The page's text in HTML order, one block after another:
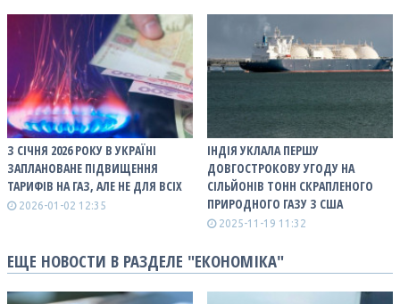
З СІЧНЯ 2026 РОКУ В УКРАЇНІ
ЗАПЛАНОВАНЕ ПІДВИЩЕННЯ
ТАРИФІВ НА ГАЗ, АЛЕ НЕ ДЛЯ ВСІХ
2026-01-02 12:35
ІНДІЯ УКЛАЛА ПЕРШУ
ДОВГОСТРОКОВУ УГОДУ НА
СІЛЬЙОНІВ ТОНН СКРАПЛЕНОГО
ПРИРОДНОГО ГАЗУ З США
2025-11-19 11:32
ЕЩЕ НОВОСТИ В РАЗДЕЛЕ "ЕКОНОМІКА"